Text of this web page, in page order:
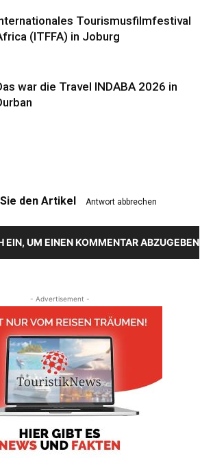
Tourismusfilmfestival
(ITFFA) in Joburg
war die Travel INDABA 2026 in
den Artikel Antwort abbrechen
EIN, UM EINEN KOMMENTAR ABZUGEBEN
- Advertisement -